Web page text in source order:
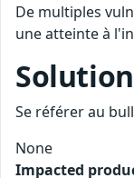
De multiples
une atteinte à
Solution
Se référer au
None
Impacted